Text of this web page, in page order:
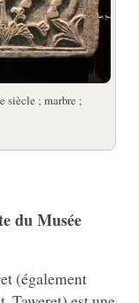
siècle ; marbre ;
du Musée
(également